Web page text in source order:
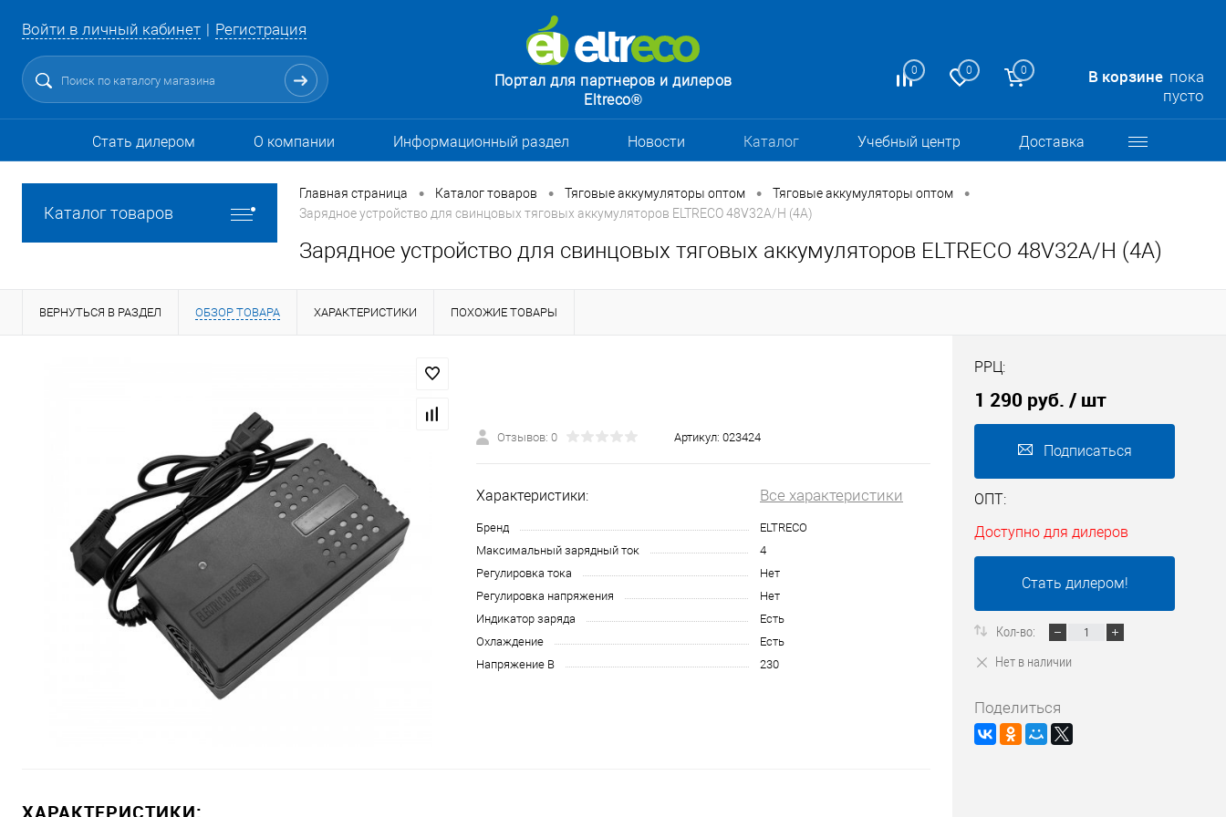
Войти в личный кабинет Регистрация
0 0 0 В корзине пока
пусто
Портал для партнеров и дилеров
Eltreco®
Стать дилером О компании Информационный раздел Новости Каталог Учебный центр Доставка
Каталог товаров
Главная страница • Каталог товаров • Тяговые аккумуляторы оптом • Тяговые аккумуляторы оптом •
Зарядное устройство для свинцовых тяговых аккумуляторов ELTRECO 48V32A/H (4A)
Зарядное устройство для свинцовых тяговых аккумуляторов ELTRECO 48V32A/H (4A)
ВЕРНУТЬСЯ В РАЗДЕЛ ОБЗОР ТОВАРА ХАРАКТЕРИСТИКИ ПОХОЖИЕ ТОВАРЫ
Отзывов: 0 Артикул: 023424
Характеристики: Все характеристики
Бренд
ELTRECO
Максимальный зарядный ток
4
Регулировка тока
Нет
Регулировка напряжения
Нет
Индикатор заряда
Есть
Охлаждение
Есть
Напряжение В
230
ХАРАКТЕРИСТИКИ:
РРЦ:
1 290 руб. / шт
Подписаться
ОПТ:
Доступно для дилеров
Стать дилером!
Кол-во:
Нет в наличии
Поделиться